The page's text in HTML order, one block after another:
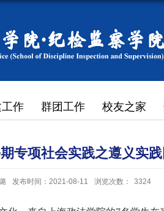
作 群团工作 校友之家
专项社会实践之遵义实
发布时间：2021-08-11 浏览次数： 3324